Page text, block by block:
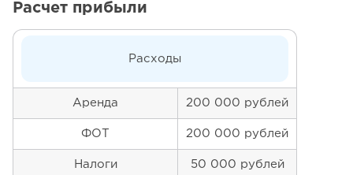
Расчет прибыли
Расходы
Аренда 200 000 рублей
ФОТ 200 000 рублей
Налоги 50 000 рублей